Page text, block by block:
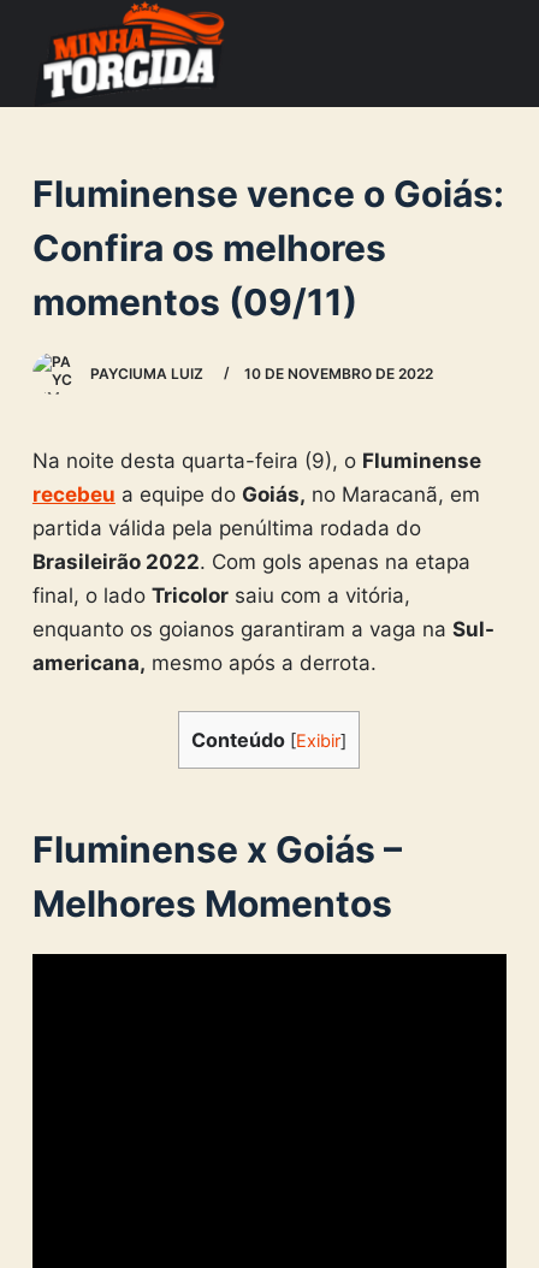
n
e
Fluminense vence o Goiás:
Confira os melhores
momentos (09/11)
PAYCIUMA LUIZ 10 DE NOVEMBRO DE 2022
Na noite desta quarta-feira (9), o Fluminense
recebeu a equipe do Goiás, no Maracanã, em
partida válida pela penúltima rodada do
Brasileirão 2022. Com gols apenas na etapa
final, o lado Tricolorsaiu com a vitória,
enquanto os goianos garantiram a vaga na Sul-
americana, mesmo após a derrota.
Conteúdo [Exibir]
Fluminense x Goiás –
Melhores Momentos